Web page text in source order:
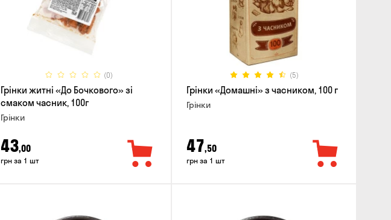
(0)
Грінки житні «До Бочкового» зі
смаком часник, 100г
Грінки
43,00
грн за 1 шт
(5)
Грінки «Домашні» з часником, 100 г
Грінки
47,50
грн за 1 шт